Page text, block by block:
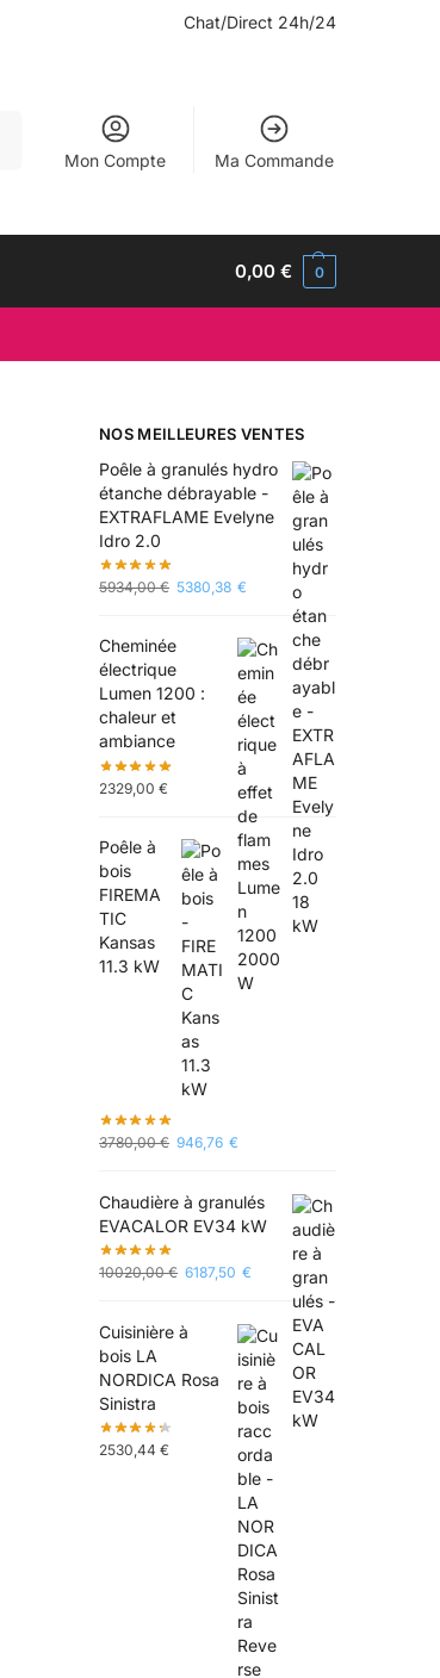
Chat/Direct 24h/24
Mon Compte Ma Commande
0,00€ 0
NOS MEILLEURES VENTES
Poêle à granulés hydro
étanche débrayable -
EXTRAFLAME Evelyne
Idro 2.0
5934,00€ 5380,38 €
Cheminée
électrique
Lumen 1200 :
chaleur et
ambiance
2329,00€
Poêle à
bois
FIREMA
TIC
Kansas
11.3 kW
3780,00€ 946,76 €
Chaudière à granulés
EVACALOR EV34 kW
10020,00€ 6187,50 €
Cuisinière à
bois LA
NORDICA Rosa
Sinistra
2530,44€